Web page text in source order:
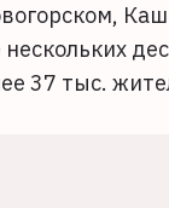
37 тыс.